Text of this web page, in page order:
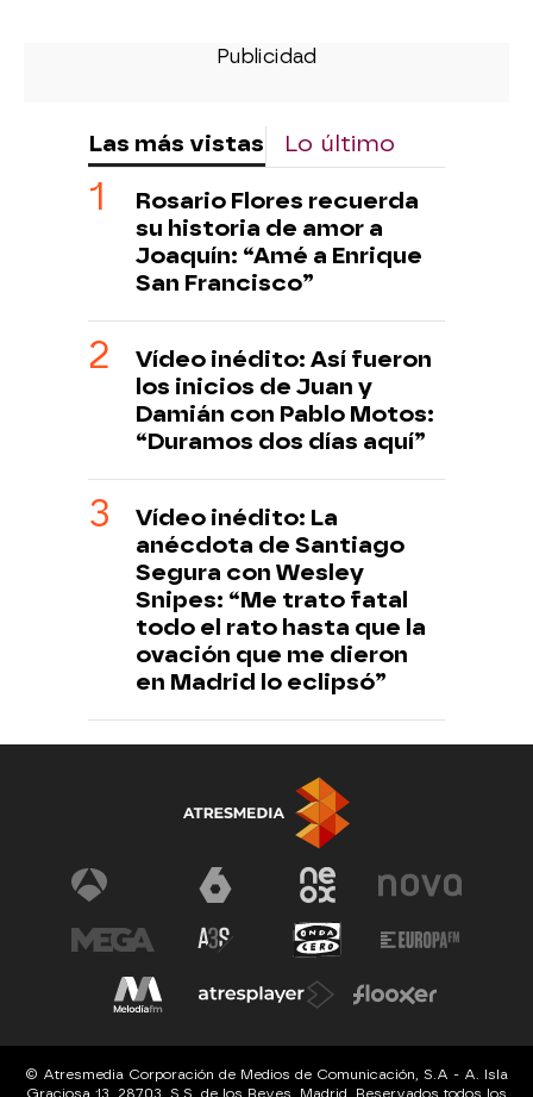
Las más vistas Lo último
Rosario Flores recuerda
su historia de amor a
Joaquín: “Amé a Enrique
San Francisco”
Vídeo inédito: Así fueron
los inicios de Juan y
Damián con Pablo Motos:
“Duramos dos días aquí”
Vídeo inédito: La
anécdota de Santiago
Segura con Wesley
Snipes: “Me trato fatal
todo el rato hasta que la
ovación que me dieron
en Madrid lo eclipsó”
© Atresmedia Corporación de Medios de Comunicación, S.A - A. Isla
Graciosa 13, 28703, S.S. de los Reyes, Madrid. Reservados todos los